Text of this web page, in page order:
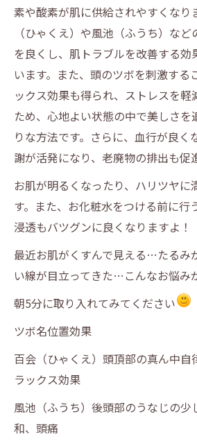
素や酸素が肌に供給されやすくなり
（ひゃくえ）や風池（ふうち）な
を良くし、肌トラブルを改善する効
います。また、頭のツボを刺激する
ックス効果も得られ、ストレスを軽
ため、心地よい状態の中で美しさを
りな方法です。さらに、血行が良く
謝が活発になり、老廃物の排出も促
お肌が明るくなったり、ハリツヤに
す。また、お化粧水をつける前に行
浸透もバツグンに良くなりますよ！
最近お肌がくすんで見える…たる
い線が目立ってきた…こんなお悩み
朝5分に取り入れてみてください
ツボ名位置効果
百会（ひゃくえ）頭頂部の真ん中自
ラックス効果
風池（ふうち）後頭部のうなじの少
和、頭痛